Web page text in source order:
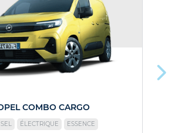
COMBO CARGO
ÉLECTRIQUE ESSENCE